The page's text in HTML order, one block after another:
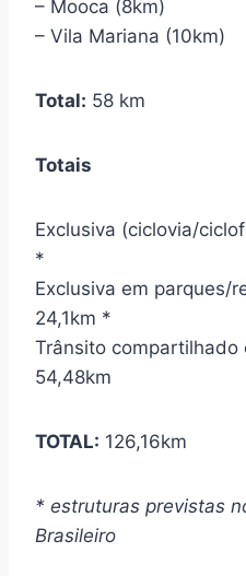
– Mooca (8km)
– Vila Mariana (10km)
Total: 58 km
Totais
Exclusiva (ciclovia/
*
Exclusiva em parques/
24,1km *
Trânsito compartilhado
54,48km
TOTAL: 126,16km
* estruturas previstas
Brasileiro